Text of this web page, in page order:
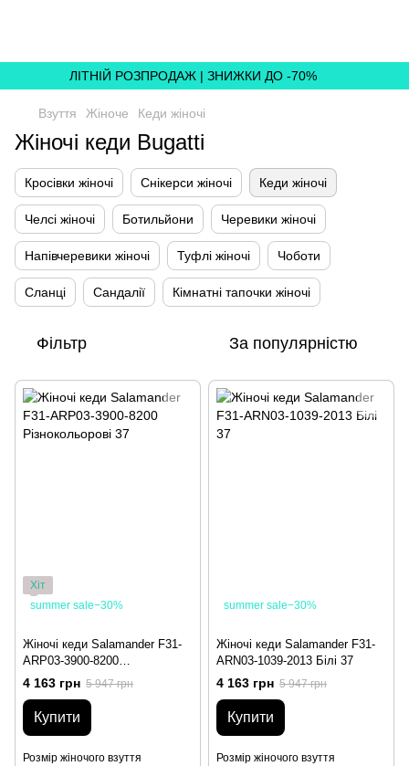
ЛІТНІЙ РОЗПРОДАЖ | ЗНИЖКИ ДО -70%
Взуття Жіноче Кеди жіночі
Жіночі кеди Bugatti
Кросівки жіночі Снікерси жіночі Кеди жіночі
Челсі жіночі Ботильйони Черевики жіночі
Напівчеревики жіночі Туфлі жіночі Чоботи
Сланці Сандалії Кімнатні тапочки жіночі
Фільтр За популярністю
Хіт
summer sale−30%
Жіночі кеди Salamander F31-
ARP03-3900-8200
Різнокольорові 37
4 163 грн 5 947 грн
Купити
Розмір жіночого взуття
summer sale−30%
Жіночі кеди Salamander F31-
ARN03-1039-2013 Білі 37
4 163 грн 5 947 грн
Купити
Розмір жіночого взуття